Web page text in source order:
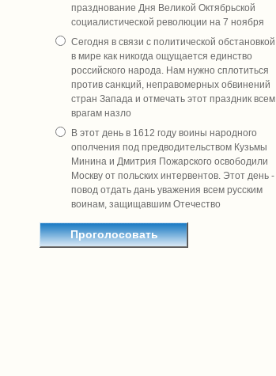
празднование Дня Великой Октябрьской
социалистической революции на 7 ноября
Сегодня в связи с политической обстановкой
в мире как никогда ощущается единство
российского народа. Нам нужно сплотиться
против санкций, неправомерных обвинений
стран Запада и отмечать этот праздник всем
врагам назло
В этот день в 1612 году воины народного
ополчения под предводительством Кузьмы
Минина и Дмитрия Пожарского освободили
Москву от польских интервентов. Этот день -
повод отдать дань уважения всем русским
воинам, защищавшим Отечество